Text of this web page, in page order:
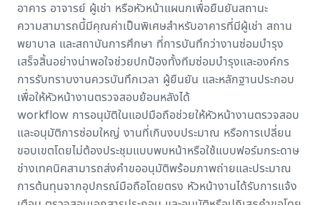
อาคาร อาจารย์ ผู้เช่า หรือหัวหน้าแผนกเพื่อยืนยันสถานะ
ความสามารถนี้มีคุณค่าเป็นพิเศษสำหรับอาคารที่มีผู้เช่า สถาน
พยาบาล และสถาบันการศึกษา ที่การบันทึกว่างานซ่อมบำรุง
เสร็จสิ้นอย่างน่าพอใจช่วยปกป้องทั้งทีมซ่อมบำรุงและองค์กร
การรับทราบงานควรบันทึกเวลา ผู้ยืนยัน และหลักฐานประกอบ
เพื่อให้หัวหน้างานตรวจสอบย้อนหลังได้
workflow การอนุมัติในแอปมือถือช่วยให้หัวหน้างานตรวจสอบ
และอนุมัติการซ่อมใหญ่ งานที่เกินงบประมาณ หรือการเปลี่ยน
ขอบเขตโดยไม่ต้องประชุมแบบพบหน้าหรือใช้แบบฟอร์มกระดาษ
ช่างเทคนิคสามารถส่งคำขออนุมัติพร้อมภาพถ่ายและประมาณ
การต้นทุนจากอุปกรณ์มือถือโดยตรง หัวหน้างานได้รับการแจ้ง